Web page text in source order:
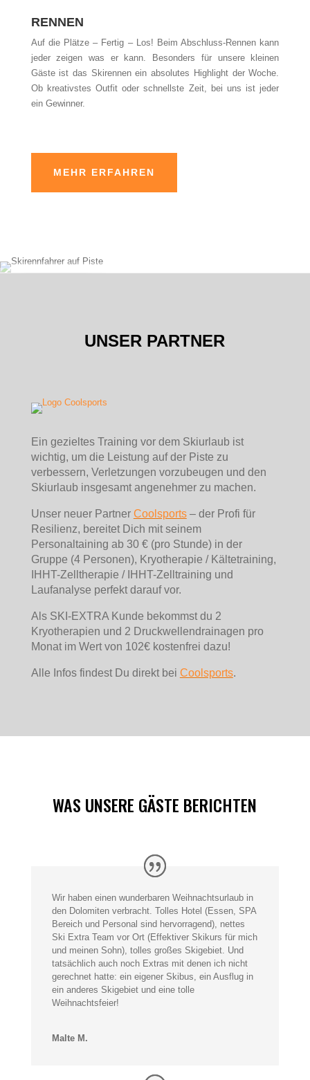
RENNEN
Auf die Plätze – Fertig – Los! Beim Abschluss-Rennen kann
jeder zeigen was er kann. Besonders für unsere kleinen
Gäste ist das Skirennen ein absolutes Highlight der Woche.
Ob kreativstes Outfit oder schnellste Zeit, bei uns ist jeder
ein Gewinner.
MEHR ERFAHREN
UNSER PARTNER
Ein gezieltes Training vor dem Skiurlaub ist
wichtig, um die Leistung auf der Piste zu
verbessern, Verletzungen vorzubeugen und den
Skiurlaub insgesamt angenehmer zu machen.
Unser neuer Partner Coolsports– der Profi für
Resilienz, bereitet Dich mit seinem
Personaltaining ab 30 € (pro Stunde) in der
Gruppe (4 Personen), Kryotherapie / Kältetraining,
IHHT-Zelltherapie / IHHT-Zelltraining und
Laufanalyse perfekt darauf vor.
Als SKI-EXTRA Kunde bekommst du 2
Kryotherapien und 2 Druckwellendrainagen pro
Monat im Wert von 102€ kostenfrei dazu!
Alle Infos findest Du direkt bei Coolsports.
WAS UNSERE GÄSTE BERICHTEN
Wir haben einen wunderbaren Weihnachtsurlaub in
den Dolomiten verbracht. Tolles Hotel (Essen, SPA
Bereich und Personal sind hervorragend), nettes
Ski Extra Team vor Ort (Effektiver Skikurs für mich
und meinen Sohn), tolles großes Skigebiet. Und
tatsächlich auch noch Extras mit denen ich nicht
gerechnet hatte: ein eigener Skibus, ein Ausflug in
ein anderes Skigebiet und eine tolle
Weihnachtsfeier!
Malte M.